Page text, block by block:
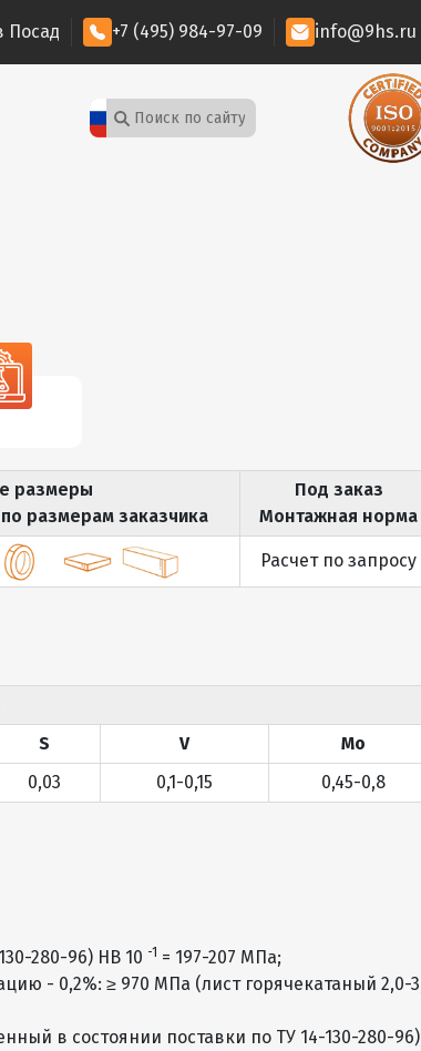
Посад +7 (495) 984-97-09 info@9hs.ru
размеры
размерам заказчика
Под заказ
Монтажная норма
Расчет по запросу
S V
Mo
0,03 0,1-0,15 0,45-0,8
280-96) HB 10 -1 = 197-207 МПа;
- 0,2%: ≥ 970 МПа (лист горячекатаный 2,0-
в состоянии поставки по ТУ 14-130-280-